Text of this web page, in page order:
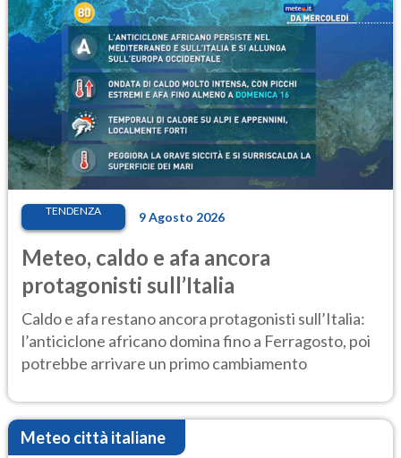
TENDENZA 9 Agosto 2026
Meteo, caldo e afa ancora
protagonisti sull’Italia
Caldo e afa restano ancora protagonisti sull’Italia:
l’anticiclone africano domina fino a Ferragosto, poi
potrebbe arrivare un primo cambiamento
Meteo città italiane